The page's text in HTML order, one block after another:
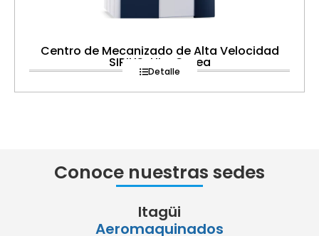
Centro de Mecanizado de Alta Velocidad
SIRIUS-UL+ Corea
Detalle
Conoce nuestras sedes
Itagüi
Aeromaquinados